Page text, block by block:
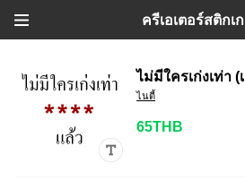
ครีเอเตอร์สติกเ
ไม่มีใครเก่งเท่า (
ไนตี้
65THB